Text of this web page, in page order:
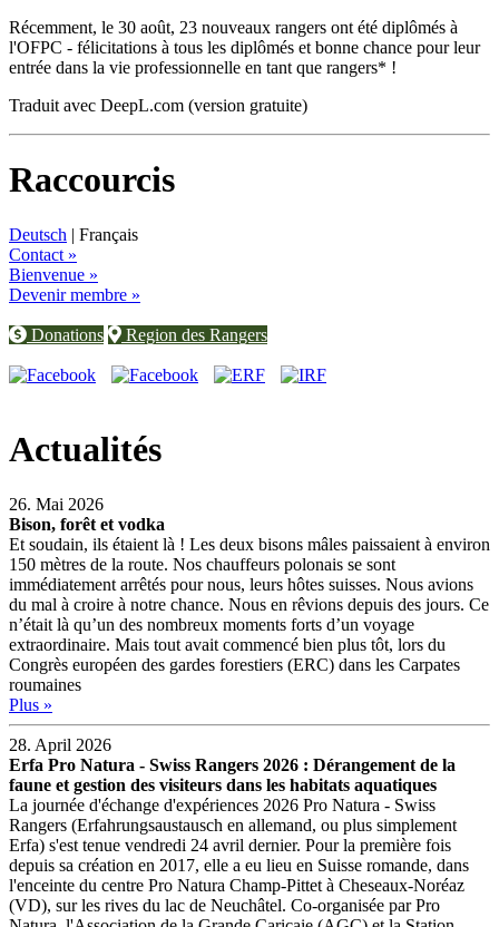
Récemment, le 30 août, 23 nouveaux rangers ont été diplômés à
l'OFPC - félicitations à tous les diplômés et bonne chance pour leur
entrée dans la vie professionnelle en tant que rangers* !
Traduit avec DeepL.com (version gratuite)
Raccourcis
Deutsch | Français
Contact »
Bienvenue »
Devenir membre »
Donations Region des Rangers
Actualités
26. Mai 2026
Bison, forêt et vodka
Et soudain, ils étaient là ! Les deux bisons mâles paissaient à environ
150 mètres de la route. Nos chauffeurs polonais se sont
immédiatement arrêtés pour nous, leurs hôtes suisses. Nous avions
du mal à croire à notre chance. Nous en rêvions depuis des jours. Ce
n’était là qu’un des nombreux moments forts d’un voyage
extraordinaire. Mais tout avait commencé bien plus tôt, lors du
Congrès européen des gardes forestiers (ERC) dans les Carpates
roumaines
Plus »
28. April 2026
Erfa Pro Natura - Swiss Rangers 2026 : Dérangement de la
faune et gestion des visiteurs dans les habitats aquatiques
La journée d'échange d'expériences 2026 Pro Natura - Swiss
Rangers (Erfahrungsaustausch en allemand, ou plus simplement
Erfa) s'est tenue vendredi 24 avril dernier. Pour la première fois
depuis sa création en 2017, elle a eu lieu en Suisse romande, dans
l'enceinte du centre Pro Natura Champ-Pittet à Cheseaux-Noréaz
(VD), sur les rives du lac de Neuchâtel. Co-organisée par Pro